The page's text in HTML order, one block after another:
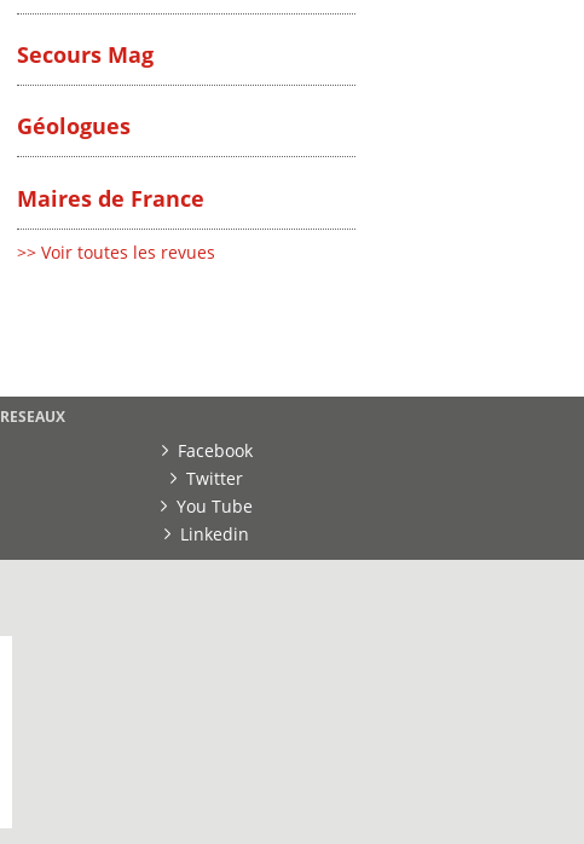
Secours Mag
Géologues
Maires de France
>> Voir toutes les revues
RESEAUX
Facebook
Twitter
You Tube
Linkedin